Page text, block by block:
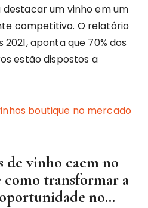
um vinho em um
competitivo. O relatório
aponta que 70% dos
estão dispostos a
de vinho caem no
transformar a
no…